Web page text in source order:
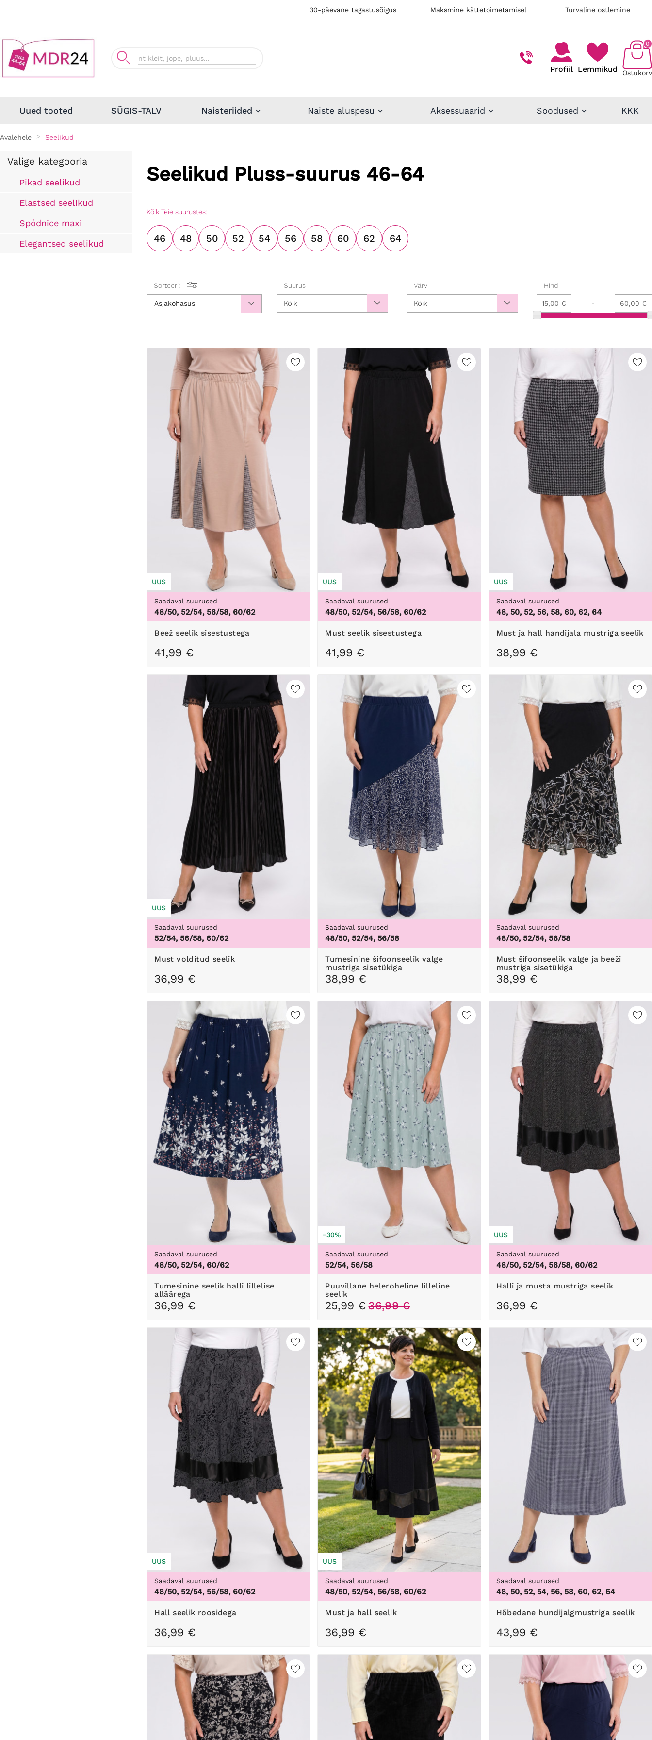
30-päevane tagastusõigus Maksmine kättetoimetamisel Turvaline ostlemine
Profiil Lemmikud Ostukorv
0
Uued tooted SÜGIS-TALV Naisteriided Naiste aluspesu Aksessuaarid Soodused KKK
Avalehele Seelikud
Valige kategooria
Pikad seelikud
Elastsed seelikud
Spódnice maxi
Elegantsed seelikud
Seelikud Pluss-suurus 46-64
Kõik Teie suurustes:
46 48 50 52 54 56 58 60 62 64
Sorteeri:
Asjakohasus
Suurus
Kõik
Värv
Kõik
Hind
15,00 € - 60,00 €
UUS
Saadaval suurused
48/50, 52/54, 56/58, 60/62
Beež seelik sisestustega
41,99 €
UUS
Saadaval suurused
48/50, 52/54, 56/58, 60/62
Must seelik sisestustega
41,99 €
UUS
Saadaval suurused
48, 50, 52, 56, 58, 60, 62, 64
Must ja hall handijala mustriga seelik
38,99 €
UUS
Saadaval suurused
52/54, 56/58, 60/62
Must volditud seelik
36,99 €
Saadaval suurused
48/50, 52/54, 56/58
Tumesinine šifoonseelik valge
mustriga sisetükiga
38,99 €
Saadaval suurused
48/50, 52/54, 56/58
Must šifoonseelik valge ja beeži
mustriga sisetükiga
38,99 €
Saadaval suurused
48/50, 52/54, 60/62
Tumesinine seelik halli lillelise
alläärega
36,99 €
−30%
Saadaval suurused
52/54, 56/58
Puuvillane heleroheline lilleline
seelik
25,99 € 36,99 €
UUS
Saadaval suurused
48/50, 52/54, 56/58, 60/62
Halli ja musta mustriga seelik
36,99 €
UUS
Saadaval suurused
48/50, 52/54, 56/58, 60/62
Hall seelik roosidega
36,99 €
UUS
Saadaval suurused
48/50, 52/54, 56/58, 60/62
Must ja hall seelik
36,99 €
Saadaval suurused
48, 50, 52, 54, 56, 58, 60, 62, 64
Hõbedane hundijalgmustriga seelik
43,99 €